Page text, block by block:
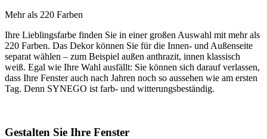
Mehr als 220 Farben
Ihre Lieblingsfarbe finden Sie in einer großen Auswahl mit mehr als
220 Farben. Das Dekor können Sie für die Innen- und Außenseite
separat wählen – zum Beispiel außen anthrazit, innen klassisch
weiß. Egal wie Ihre Wahl ausfällt: Sie können sich darauf verlassen,
dass Ihre Fenster auch nach Jahren noch so aussehen wie am ersten
Tag. Denn SYNEGO ist farb- und witterungsbeständig.
Gestalten Sie Ihre Fenster